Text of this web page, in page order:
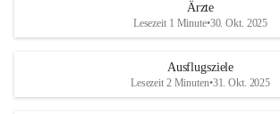
Ärzte
Lesezeit 1 Minute•30. Okt. 2025
Ausflugsziele
Lesezeit 2 Minuten•31. Okt. 2025